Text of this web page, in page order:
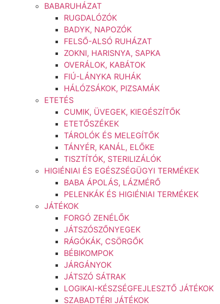
BABARUHÁZAT
RUGDALÓZÓK
BADYK, NAPOZÓK
FELSŐ-ALSÓ RUHÁZAT
ZOKNI, HARISNYA, SAPKA
OVERÁLOK, KABÁTOK
FIÚ-LÁNYKA RUHÁK
HÁLÓZSÁKOK, PIZSAMÁK
ETETÉS
CUMIK, ÜVEGEK, KIEGÉSZÍTŐK
ETETŐSZÉKEK
TÁROLÓK ÉS MELEGÍTŐK
TÁNYÉR, KANÁL, ELŐKE
TISZTÍTÓK, STERILIZÁLÓK
HIGIÉNIAI ÉS EGÉSZSÉGÜGYI TERMÉKEK
BABA ÁPOLÁS, LÁZMÉRŐ
PELENKÁK ÉS HIGIÉNIAI TERMÉKEK
JÁTÉKOK
FORGÓ ZENÉLŐK
JÁTSZÓSZŐNYEGEK
RÁGÓKÁK, CSÖRGŐK
BÉBIKOMPOK
JÁRGÁNYOK
JÁTSZÓ SÁTRAK
LOGIKAI-KÉSZSÉGFEJLESZTŐ JÁTÉKOK
SZABADTÉRI JÁTÉKOK